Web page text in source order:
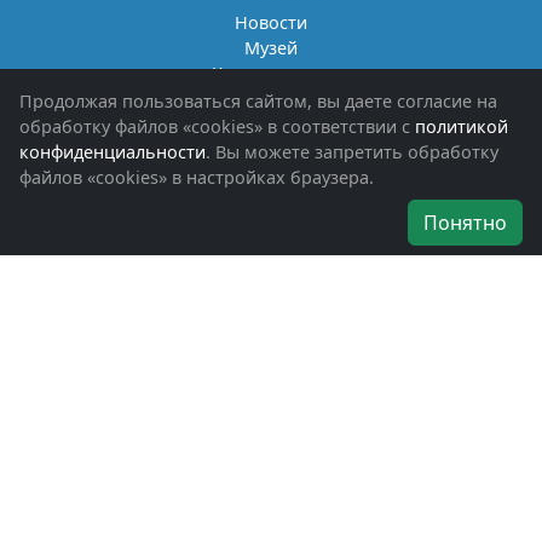
Новости
Музей
Книги памяти
Фотоальбомы
Обращения граждан
Помощь участникам СВО и их семьям
Об организации
Наши награды
Продолжая пользоваться сайтом, вы даете согласие на
обработку файлов «cookies» в соответствии с политикой
конфиденциальности. Вы можете запретить обработку
файлов «cookies» в настройках браузера.
Понятно